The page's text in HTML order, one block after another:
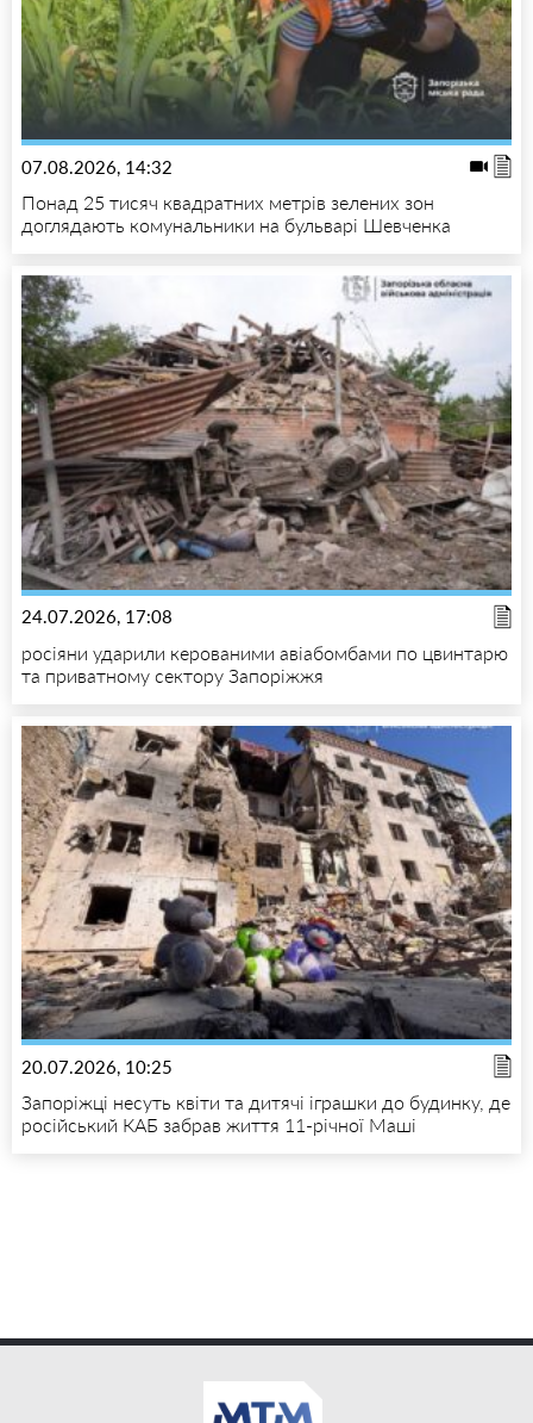
07.08.2026, 14:32
Понад 25 тисяч квадратних метрів зелених зон
доглядають комунальники на бульварі Шевченка
24.07.2026, 17:08
росіяни ударили керованими авіабомбами по цвинтарю
та приватному сектору Запоріжжя
20.07.2026, 10:25
Запоріжці несуть квіти та дитячі іграшки до будинку, де
російський КАБ забрав життя 11-річної Маші